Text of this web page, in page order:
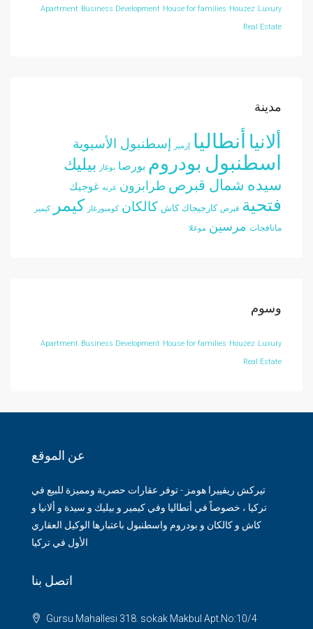
Apartment Business Development House for families Houzez Luxury
Real Estate
مدينة
ألانيا أنطاليا إزمير إسطنبول الأسيوية
اسطنبول بودروم بورصا بوغاز بيليك
سيده شمال قبرص طرابزون غرنه غوجيك
فتحية قبرص كارجيجاك كاش كالكان كومبورغاز كيمر كيمير
مانافجات مرسين موغلا
وسوم
Apartment Business Development House for families Houzez Luxury
Real Estate
عن الموقع
تيركش ريفييرا هومز - توفر عقارات حصرية ومميزة للبيع في
تركيا ، خصوصاً في أنطاليا وفي كيمير و بيليك و سيدة و ألانيا و
كاش و كالكان و بودروم واسطنبول باعتبارها الوكيل العقاري
الأول في تركيا
اتصل بنا
Gursu Mahallesi 318. sokak Makbul Apt.No:10/4